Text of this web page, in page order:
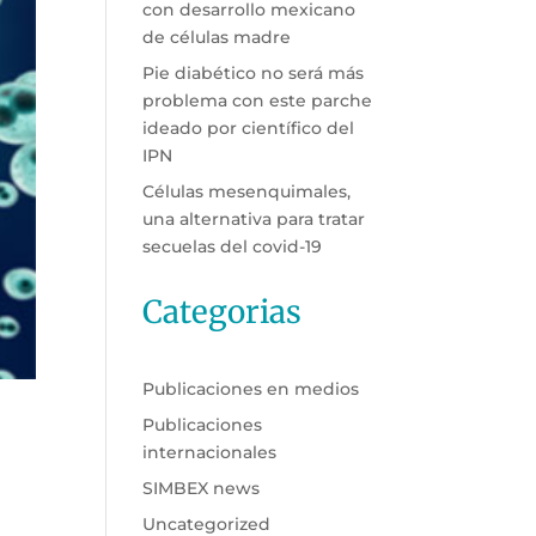
con desarrollo mexicano
de células madre
Pie diabético no será más
problema con este parche
ideado por científico del
IPN
Células mesenquimales,
una alternativa para tratar
secuelas del covid-19
Categorias
Publicaciones en medios
Publicaciones
internacionales
SIMBEX news
Uncategorized